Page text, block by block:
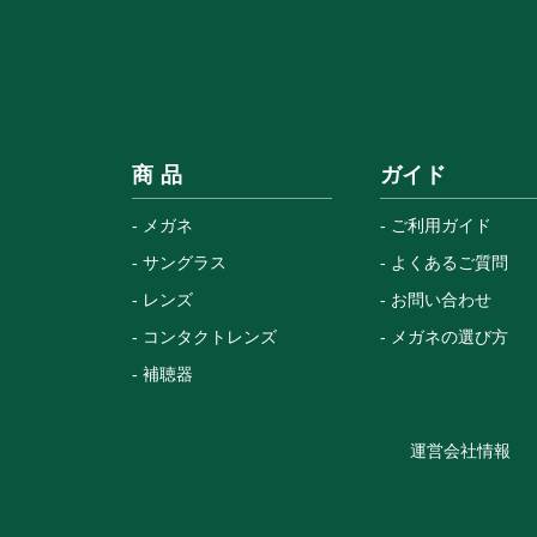
商 品
メガネ
サングラス
レンズ
コンタクトレンズ
補聴器
ガイド
ご利用ガイド
よくあるご質問
お問い合わせ
メガネの選び方
運営会社情報